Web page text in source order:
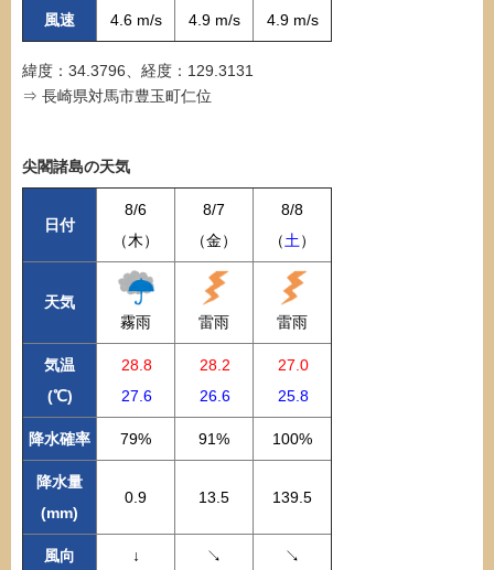
風速 4.6 m/s 4.9 m/s 4.9 m/s
緯度：34.3796、経度：129.3131
⇒ 長崎県対馬市豊玉町仁位
尖閣諸島の天気
日付
8/6
（木）
8/7
（金）
8/8
（土）
天気
霧雨
雷雨 雷雨
気温
(℃)
28.8
27.6
28.2
26.6
27.0
25.8
降水確率 79% 91% 100%
降水量
(mm)
0.9 13.5 139.5
風向
↓
↘
↘